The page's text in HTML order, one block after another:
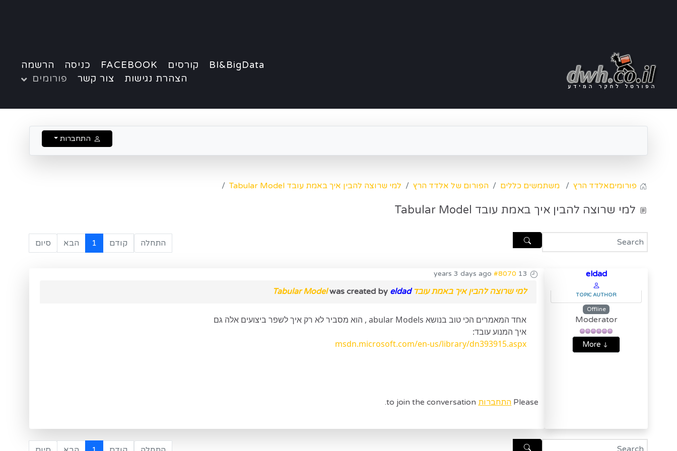
BI&BigData קורסים FACEBOOK כניסה
הרשמה
הצהרת נגישות
צור קשר פורומים
התחברות
פורומיםאלדד הרץ משתמשים כללים הפורום של אלדד הרץ למי שרוצה להבין איך באמת עובד Tabular Model
למי שרוצה להבין איך באמת עובד Tabular Model
התחלה קודם 1 הבא סיום
eldad
TOPIC AUTHOR
Offline
Moderator
More
13 years 3 days ago
#8070
למי שרוצה להבין איך באמת עובד Tabular Model was created by eldad
אחד המאמרים הכי טוב בנושא abular Models , הוא מסביר לא רק איך לשפר ביצועים אלה גם
איך המנוע עובד:
msdn.microsoft.com/en-us/library/dn393915.aspx
Please התחברות